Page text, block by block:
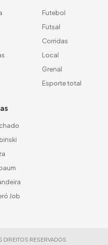
Futebol
Futsal
Corridas
Local
Grenal
Esporte total
Job
DIREITOS RESERVADOS